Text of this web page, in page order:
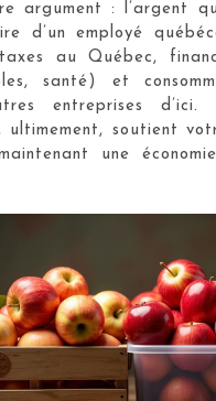
argument : l’argent
d’un employé
au Québec,
santé) et
entreprises d’ici.
ultimement, soutient
une